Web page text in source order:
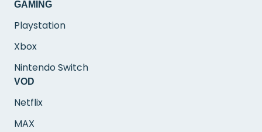
GAMING
Playstation
Xbox
Nintendo Switch
VOD
Netflix
MAX